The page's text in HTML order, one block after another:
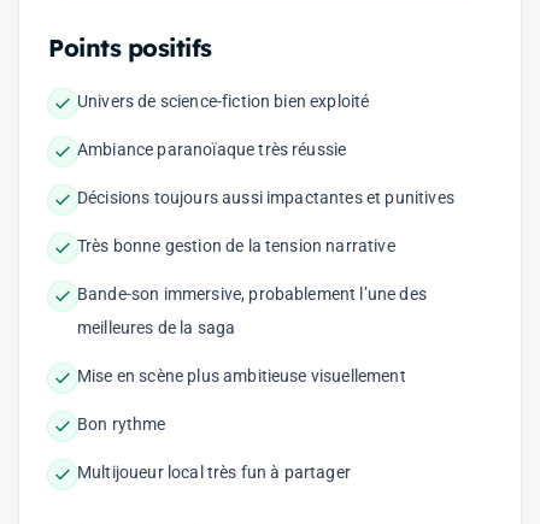
Points positifs
Univers de science-fiction bien exploité
Ambiance paranoïaque très réussie
Décisions toujours aussi impactantes et punitives
Très bonne gestion de la tension narrative
Bande-son immersive, probablement l’une des
meilleures de la saga
Mise en scène plus ambitieuse visuellement
Bon rythme
Multijoueur local très fun à partager